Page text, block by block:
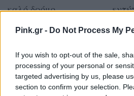
Pink.gr - Do Not Process My
If you wish to opt-out of the sale,
processing of your personal or
targeted advertising by us, please
section to confirm your selection.
καλό δρόμο
προχωρήσετε
προς τους
στόχους σας
εσάς
από